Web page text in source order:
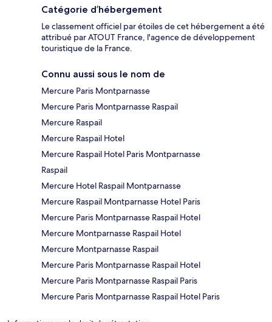
Catégorie d’hébergement
Le classement officiel par étoiles de cet hébergement a été
attribué par ATOUT France, l'agence de développement
touristique de la France.
Connu aussi sous le nom de
Mercure Paris Montparnasse
Mercure Paris Montparnasse Raspail
Mercure Raspail
Mercure Raspail Hotel
Mercure Raspail Hotel Paris Montparnasse
Raspail
Mercure Hotel Raspail Montparnasse
Mercure Raspail Montparnasse Hotel Paris
Mercure Paris Montparnasse Raspail Hotel
Mercure Montparnasse Raspail Hotel
Mercure Montparnasse Raspail
Mercure Paris Montparnasse Raspail Hotel
Mercure Paris Montparnasse Raspail Paris
Mercure Paris Montparnasse Raspail Hotel Paris